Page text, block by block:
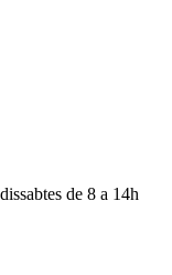
de 8 a 14h